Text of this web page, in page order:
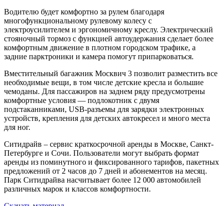
Водителю будет комфортно за рулем благодаря
многофункциональному рулевому колесу с
электроусилителем и эргономичному креслу. Электрический
стояночный тормоз с функцией автоудержания сделает более
комфортным движение в плотном городском трафике, а
задние парктроники и камера помогут припарковаться.
Вместительный багажник Москвич 3 позволит разместить все
необходимые вещи, в том числе детские кресла и большие
чемоданы. Для пассажиров на заднем ряду предусмотрены
комфортные условия — подлокотник с двумя
подстаканниками, USB-разъемы для зарядки электронных
устройств, крепления для детских автокресел и много места
для ног.
Ситидрайв – сервис краткосрочной аренды в Москве, Санкт-
Петербурге и Сочи. Пользователи могут выбрать формат
аренды из поминутного и фиксированного тарифов, пакетных
предложений от 2 часов до 7 дней и абонементов на месяц.
Парк Ситидрайва насчитывает более 12 000 автомобилей
различных марок и классов комфортности.